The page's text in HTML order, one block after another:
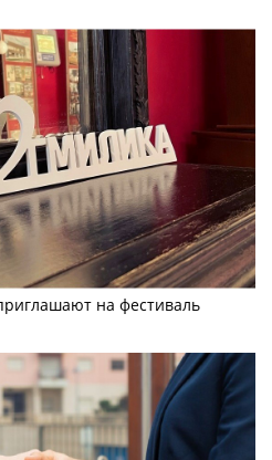
на фестиваль